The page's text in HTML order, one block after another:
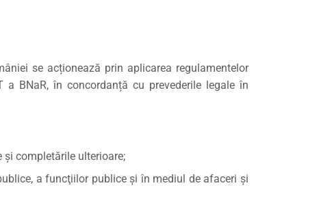
se acționează prin aplicarea regulamentelor
BNaR, în concordanță cu prevederile legale în
şi completările ulterioare;
a funcţiilor publice şi în mediul de afaceri şi